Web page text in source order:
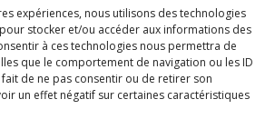
expériences, nous utilisons des technologies
stocker et/ou accéder aux informations des
à ces technologies nous permettra de
que le comportement de navigation ou les ID
fait de ne pas consentir ou de retirer son
un effet négatif sur certaines caractéristiques